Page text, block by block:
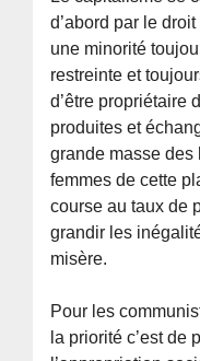
d’abord par le droit
une minorité
restreinte et
d’être propriétaire
produites et
grande masse des
femmes de cette
course au taux de
grandir les
misère.
Pour les
la priorité c’est de